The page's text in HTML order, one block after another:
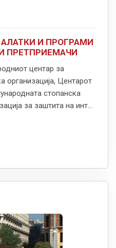
И ПРОГРАМИ
ПРЕТПРИЕМАЧИ
центар за
организација, Центарот
стопанска
за заштита на инт...